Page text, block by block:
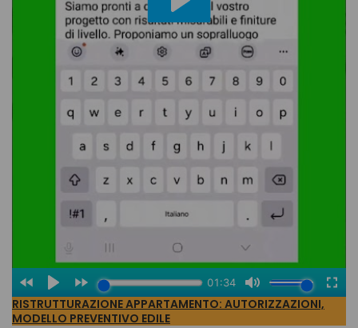
RISTRUTTURAZIONE APPARTAMENTO: AUTORIZZAZIONI,
MODELLO PREVENTIVO EDILE